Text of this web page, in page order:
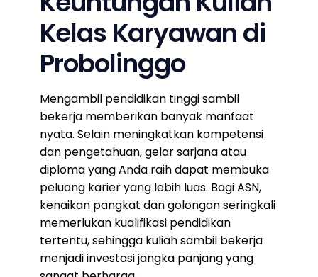
Kelas Karyawan di
Probolinggo
Mengambil pendidikan tinggi sambil
bekerja memberikan banyak manfaat
nyata. Selain meningkatkan kompetensi
dan pengetahuan, gelar sarjana atau
diploma yang Anda raih dapat membuka
peluang karier yang lebih luas. Bagi ASN,
kenaikan pangkat dan golongan seringkali
memerlukan kualifikasi pendidikan
tertentu, sehingga kuliah sambil bekerja
menjadi investasi jangka panjang yang